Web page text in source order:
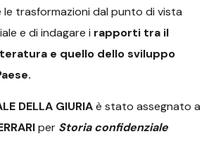
le trasformazioni dal punto di vista
e di indagare i rapporti tra il
e quello dello sviluppo
DELLA GIURIAè stato assegnato a
per Storia confidenziale